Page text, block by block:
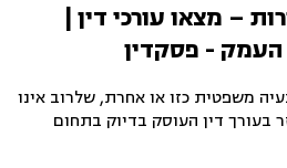
– מצאו עורכי דין |
העמק - פסקדין
משפטית כזו או אחרת, שלרוב אינו
בעורך דין העוסק בדיוק בתחום